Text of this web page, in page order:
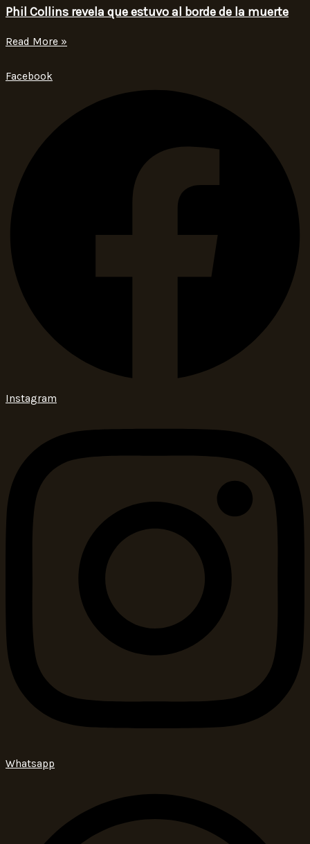
Phil Collins revela que estuvo al borde de la muerte
Read More »
Facebook
Instagram
Whatsapp